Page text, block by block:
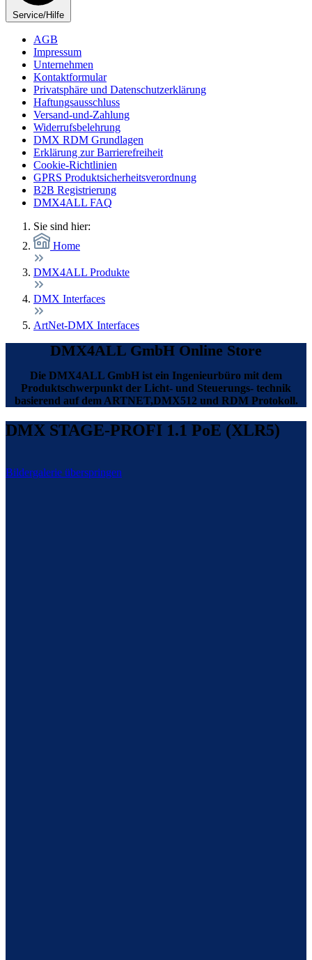
Service/Hilfe
AGB
Impressum
Unternehmen
Kontaktformular
Privatsphäre und Datenschutzerklärung
Haftungsausschluss
Versand-und-Zahlung
Widerrufsbelehrung
DMX RDM Grundlagen
Erklärung zur Barrierefreiheit
Cookie-Richtlinien
GPRS Produktsicherheitsverordnung
B2B Registrierung
DMX4ALL FAQ
Sie sind hier:
Home
DMX4ALL Produkte
DMX Interfaces
ArtNet-DMX Interfaces
DMX4ALL GmbH Online Store
Die DMX4ALL GmbH ist ein Ingenieurbüro mit dem
Produktschwerpunkt der Licht- und Steuerungs- technik
basierend auf dem ARTNET,DMX512 und RDM Protokoll.
DMX STAGE-PROFI 1.1 PoE (XLR5)
Bildergalerie überspringen